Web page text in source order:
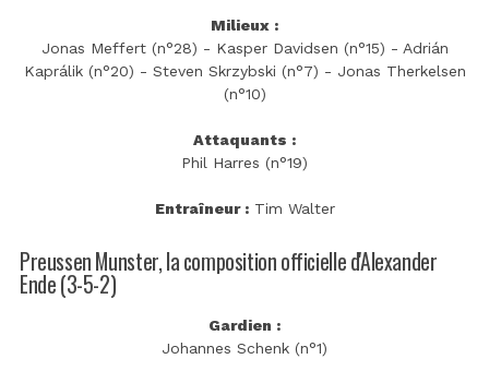
Milieux :
Jonas Meffert (n°28) - Kasper Davidsen (n°15) - Adrián
Kaprálik (n°20) - Steven Skrzybski (n°7) - Jonas Therkelsen
(n°10)
Attaquants :
Phil Harres (n°19)
Entraîneur :Tim Walter
Preussen Munster, la composition officielle d'Alexander
Ende (3-5-2)
Gardien :
Johannes Schenk (n°1)